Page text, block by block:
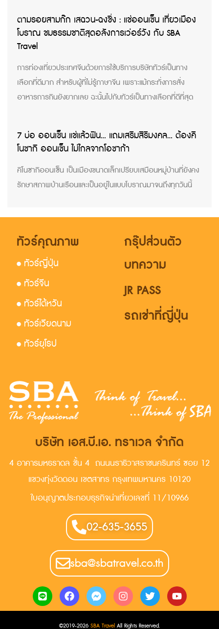
ตามรอยสามก๊ก เสฉวน-ฉงชิ่ง : แช่ออนเซ็น เที่ยวเมือง
โบราณ ชมธรรมชาติสุดอลังการเว่อร์วัง กับ SBA
Travel
การท่องเที่ยวประเทศจีนด้วยการใช้บริการบริษัททัวร์เป็นทาง
เลือกที่ดีมาก สำหรับผู้ที่ไม่รู้ภาษาจีน เพราะแม้กระทั่งการสั่ง
อาหารการกินยังยากเลย ฉะนั้นไปกับทัวร์เป็นทางเลือกที่ดีที่สุด
7 บ่อ ออนเซ็น แช่แล้วฟิน… แถมเสริมสิริมงคล… ต้องคิ
โนซากิ ออนเซ็น ไม่ไกลจากโอซาก้า
คิโนซากิออนเซ็น เป็นเมืองขนาดเล็กเปรียบเสมือนหมู่บ้านที่ยังคง
รักษาสภาพบ้านเรือนและเป็นอยู่ในแบบโบราณมาจนถึงทุกวันนี้
ทัวร์คุณภาพ
• ทัวร์ญี่ปุ่น
• ทัวร์จีน
• ทัวร์ไต้หวัน
• ทัวร์เวียดนาม
• ทัวร์ยุโรป
กรุ๊ปส่วนตัว
บทความ
JR PASS
รถเช่าที่ญี่ปุ่น
บริษัท เอส.บี.เอ. ทราเวล จำกัด
4 อาคารมหธราดล ชั้น 4 ถนนนราธิวาสราชนครินทร์ ซอย 12
แขวงทุ่งวัดดอน เขตสาทร กรุงเทพมหานคร 10120
ใบอนุญาตประกอบธุรกิจน่าเที่ยวเลขที่ 11/10966
02-635-3655
sba@sbatravel.co.th
©2019-2026 SBA Travel All Rights Reserved.